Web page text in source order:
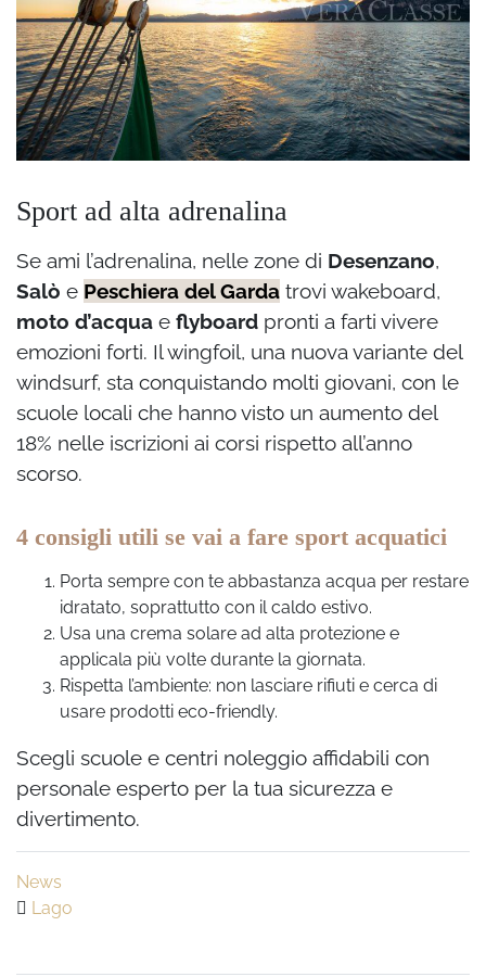
Sport ad alta adrenalina
Se ami l’adrenalina, nelle zone di Desenzano,
Salò e Peschiera del Garda trovi wakeboard,
moto d’acqua e flyboard pronti a farti vivere
emozioni forti. Il wingfoil, una nuova variante del
windsurf, sta conquistando molti giovani, con le
scuole locali che hanno visto un aumento del
18% nelle iscrizioni ai corsi rispetto all’anno
scorso.
4 consigli utili se vai a fare sport acquatici
Porta sempre con te abbastanza acqua per restare
idratato, soprattutto con il caldo estivo.
Usa una crema solare ad alta protezione e
applicala più volte durante la giornata.
Rispetta l’ambiente: non lasciare rifiuti e cerca di
usare prodotti eco-friendly.
Scegli scuole e centri noleggio affidabili con
personale esperto per la tua sicurezza e
divertimento.
News
Lago